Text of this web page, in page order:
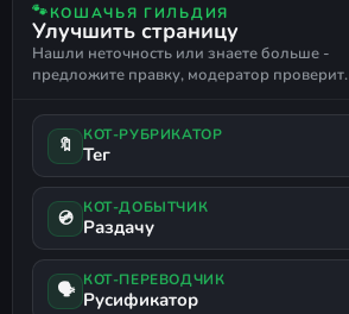
🐾КОШАЧЬЯ ГИЛЬДИЯ
Улучшить страницу
Нашли неточность или знаете больше -
предложите правку, модератор проверит.
🔖 КОТ-РУБРИКАТОР
Тег
💿 КОТ-ДОБЫТЧИК
Раздачу
🗣 КОТ-ПЕРЕВОДЧИК
Русификатор